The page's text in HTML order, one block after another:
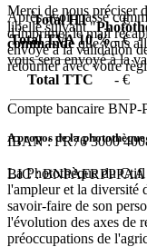
Merci de nous préciser
libellé suivant "
commandeque vous
vous sera envoyé à la
Compte bancaire BNP-
IBAN : FR76 3000
BIC : BNPAFRPPPAA
Après avoir passé
d'imprimer le mail
envoyé à la validation
retourner avec votre
Total HT
- €
Total TVA 10 % - €
Total TTC - €
A propos de la
La Photothèque du Ctifl
l'ampleur et la diversité
savoir-faire de son
l'évolution des axes de
préoccupations de